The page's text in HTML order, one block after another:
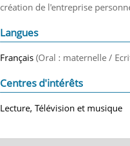
création de l'entreprise
Langues
Français (Oral : maternelle /
Centres d'intérêts
Lecture, Télévision et musique